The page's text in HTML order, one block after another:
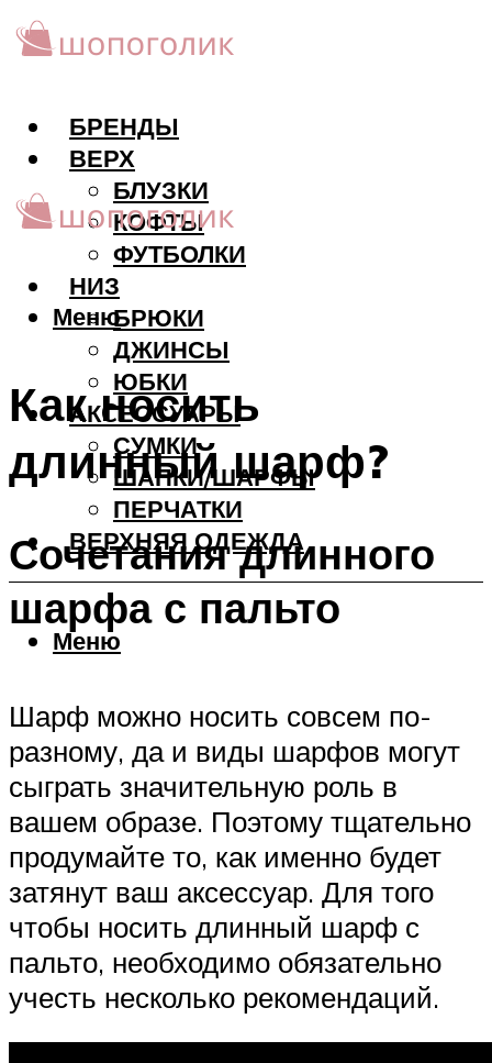
БРЕНДЫ
ВЕРХ
БЛУЗКИ
КОФТЫ
ФУТБОЛКИ
НИЗ
БРЮКИ
ДЖИНСЫ
ЮБКИ
АКCЕССУАРЫ
СУМКИ
ШАПКИ/ШАРФЫ
ПЕРЧАТКИ
ВЕРХНЯЯ ОДЕЖДА
Меню
Меню
Как носить
длинный шарф?
Сочетания длинного
шарфа с пальто
Шарф можно носить совсем по-
разному, да и виды шарфов могут
сыграть значительную роль в
вашем образе. Поэтому тщательно
продумайте то, как именно будет
затянут ваш аксессуар. Для того
чтобы носить длинный шарф с
пальто, необходимо обязательно
учесть несколько рекомендаций.